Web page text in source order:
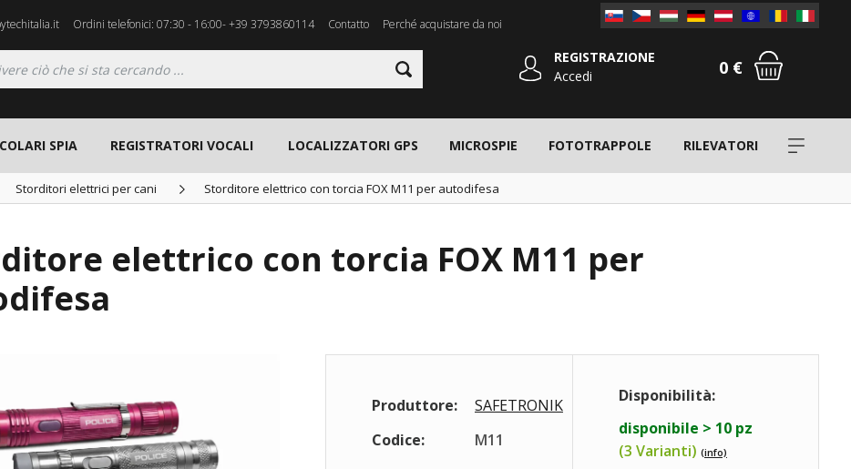
Ordini telefonici: 07:30 - 16:00- +39 3793860114 Contatto Perché acquistare da noi
REGISTRAZIONE
Accedi
0 €
SPIA REGISTRATORI VOCALI LOCALIZZATORI GPS MICROSPIE FOTOTRAPPOLE RILEVATORI
Storditori elettrici per cani Storditore elettrico con torcia FOX M11 per autodifesa
elettrico con torcia FOX M11 per
Produttore:
SAFETRONIK
Codice:
M11
Disponibilità:
disponibile > 10 pz
(3 Varianti) (info)